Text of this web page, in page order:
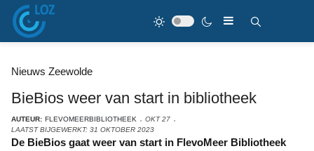
Nieuws Zeewolde
BieBios weer van start in bibliotheek
AUTEUR: FLEVOMEERBIBLIOTHEEK
OKT 27
LAATST BIJGEWERKT: 31 OKTOBER 2023
De BieBios gaat weer van start in FlevoMeer Bibliotheek